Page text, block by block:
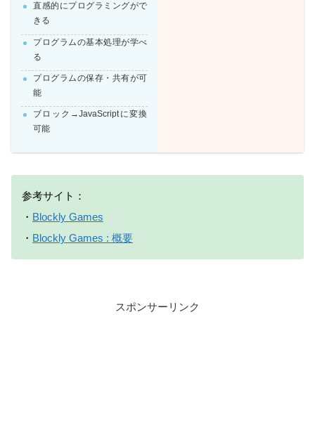
直感的にプログラミングがで
きる
プログラムの基本処理が学べ
る
プログラムの保存・共有が可
能
ブロック→JavaScriptに変換
可能
参考サイト：
・ Blockly Games
・ Blockly Games : 概要
スポンサーリンク